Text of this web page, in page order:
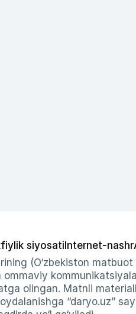
siyosati Internet-nashr
(O‘zbekiston
ommaviy
olingan. Matnli
“daryo.uz”